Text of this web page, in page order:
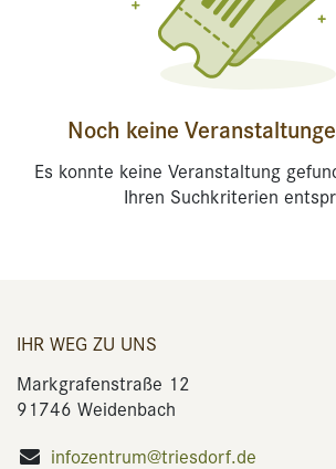
Noch keine
Es konnte keine Veranstaltung
Ihren Suchkriterien
IHR WEG ZU UNS
Markgrafenstraße 12
91746 Weidenbach
infozentrum@triesdorf.de